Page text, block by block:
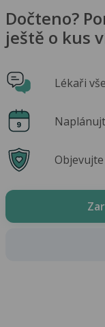
Dočteno?
ještě o kus
Lékaři